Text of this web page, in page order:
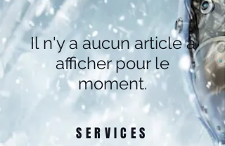
Il n'y a aucun article à
afficher pour le
moment.
SERVICES